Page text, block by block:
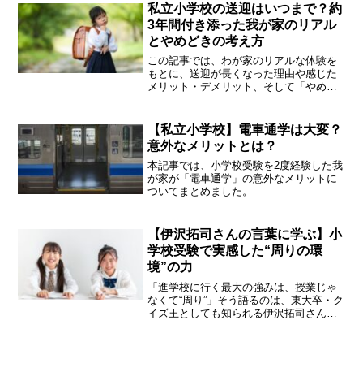
私立小学校の送迎はいつまで？約
3年間付き添った我が家のリアル
とやめどきの考え方
この記事では、わが家のリアルな体験を
もとに、送迎が長くなった理由や感じた
メリット・デメリット、そして「やめど
【私立小学校】電車通学は大変？
意外なメリットとは？
本記事では、小学校受験を2度経験した我
が家が「電車通学」の意外なメリットに
ついてまとめました。
【伊沢拓司さんの言葉に学ぶ】小
学校受験で実感した“周りの環
境”の力
「進学校に行く最大の強みは、授業じゃ
なくて“周り”」そう語るのは、東大卒・ク
イズ王としても知られる伊沢拓司さんで